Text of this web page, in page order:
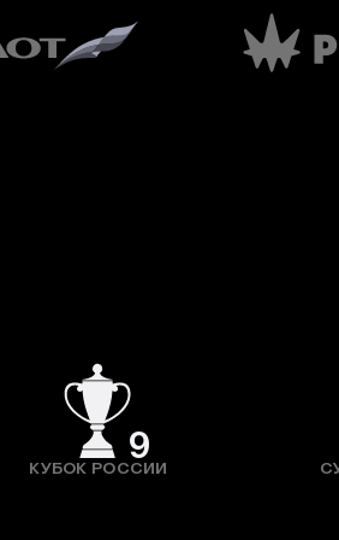
9
КУБОК РОССИИ